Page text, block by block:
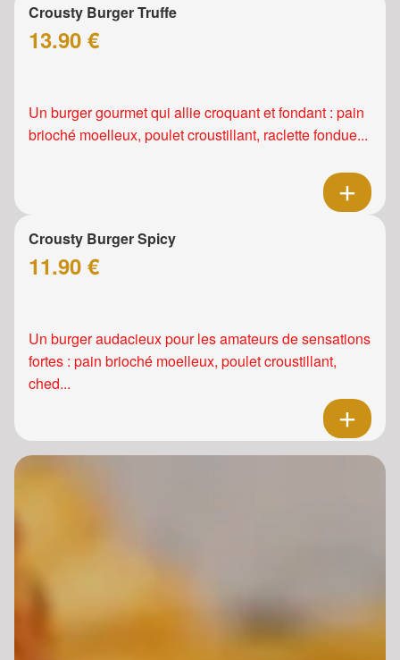
Crousty Burger Truffe
13.90 €
Un burger gourmet qui allie croquant et fondant : pain
brioché moelleux, poulet croustillant, raclette fondue...
Crousty Burger Spicy
11.90 €
Un burger audacieux pour les amateurs de sensations
fortes : pain brioché moelleux, poulet croustillant,
ched...